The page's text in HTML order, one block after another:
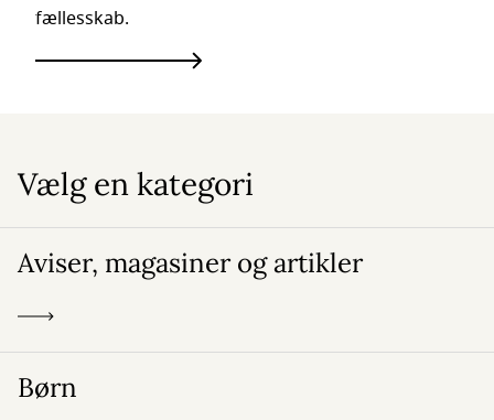
fællesskab.
Vælg en kategori
Aviser, magasiner og artikler
Børn